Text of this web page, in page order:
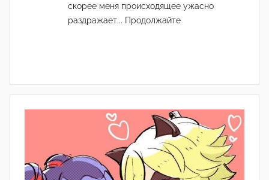
скорее меня происходящее ужасно
раздражает... Продолжайте